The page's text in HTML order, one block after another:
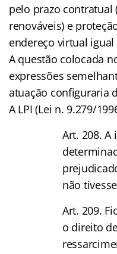
pelo prazo
renováveis) e
endereço virtual
A questão colocada
expressões
atuação configuraria
A LPI (Lei n. 9.279/
Art. 208. A
não
Art. 209.
o direito